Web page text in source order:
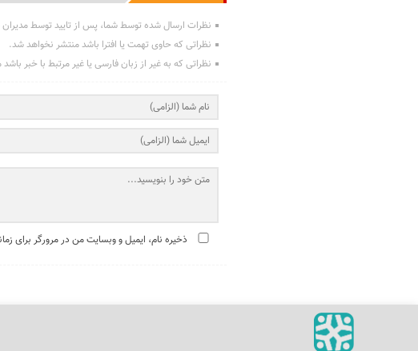
نظرات ارسال شده توسط شما، پس از تایید توسط
نظراتی که حاوی تهمت یا افترا باشد منتشر نخواهد شد.
نظراتی که به غیر از زبان فارسی یا غیر مرتبط با خبر
ذخیره نام، ایمیل و وبسایت من در مرورگر برای